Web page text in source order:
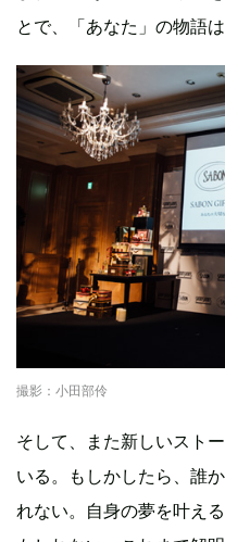
とで、「あなた」の物語
撮影：小田部伶
そして、また新しいスト
いる。もしかしたら、誰
れない。自身の夢を叶え